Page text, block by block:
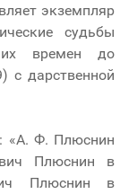
экземпляр
судьбы
времен до
с дарственной
«А. Ф. Плюснин
Плюснин в
Плюснин в